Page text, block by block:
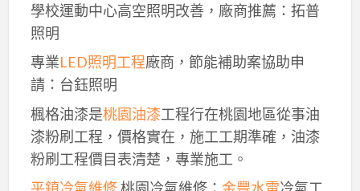
學校運動中心高空照明改善，廠商推薦：拓普
照明
專業LED照明工程廠商，節能補助案協助申
請：台鈺照明
楓格油漆是桃園油漆工程行在桃園地區從事油
漆粉刷工程，價格實在，施工工期準確，油漆
粉刷工程價目表清楚，專業施工。